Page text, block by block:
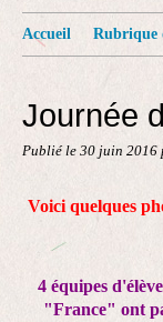
Accueil Rubrique
Journée
Publié le 30 juin 2016
Voici quelques
4 équipes
"France" ont